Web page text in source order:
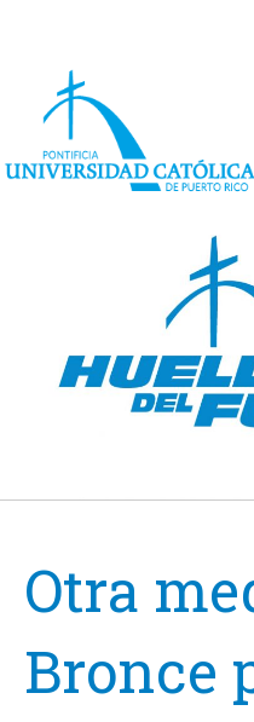
Otra
Bronce